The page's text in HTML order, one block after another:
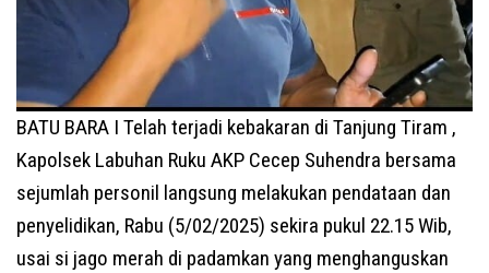
BATU BARA I Telah terjadi kebakaran di Tanjung Tiram ,
Kapolsek Labuhan Ruku AKP Cecep Suhendra bersama
sejumlah personil langsung melakukan pendataan dan
penyelidikan, Rabu (5/02/2025) sekira pukul 22.15 Wib,
usai si jago merah di padamkan yang menghanguskan